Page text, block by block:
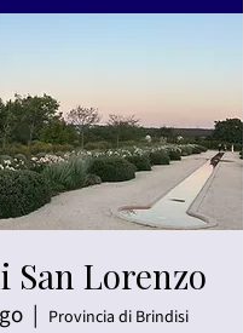
San Lorenzo
  |
Provincia di Brindisi